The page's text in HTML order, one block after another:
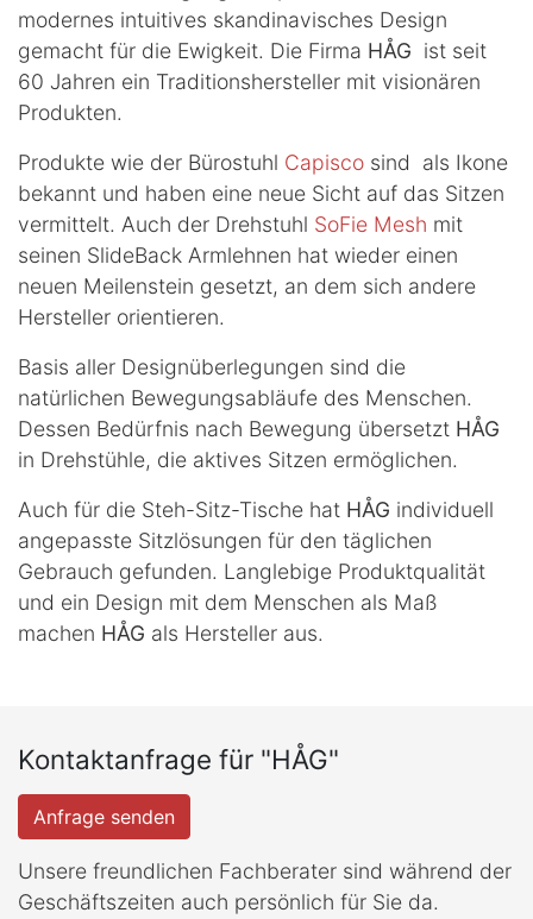
modernes intuitives skandinavisches Design
gemacht für die Ewigkeit. Die Firma HÅG ist seit
60 Jahren ein Traditionshersteller mit visionären
Produkten.
Produkte wie der Bürostuhl Capisco sind als Ikone
bekannt und haben eine neue Sicht auf das Sitzen
vermittelt. Auch der Drehstuhl SoFie Mesh mit
seinen SlideBack Armlehnen hat wieder einen
neuen Meilenstein gesetzt, an dem sich andere
Hersteller orientieren.
Basis aller Designüberlegungen sind die
natürlichen Bewegungsabläufe des Menschen.
Dessen Bedürfnis nach Bewegung übersetzt HÅG
in Drehstühle, die aktives Sitzen ermöglichen.
Auch für die Steh-Sitz-Tische hat HÅG individuell
angepasste Sitzlösungen für den täglichen
Gebrauch gefunden. Langlebige Produktqualität
und ein Design mit dem Menschen als Maß
machen HÅG als Hersteller aus.
Kontaktanfrage für "HÅG"
Anfrage senden
Unsere freundlichen Fachberater sind während der
Geschäftszeiten auch persönlich für Sie da.